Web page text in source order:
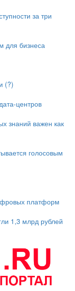
за три
для бизнеса
(?)
центров
знаний важен как
голосовым
платформ
1,3 млрд рублей